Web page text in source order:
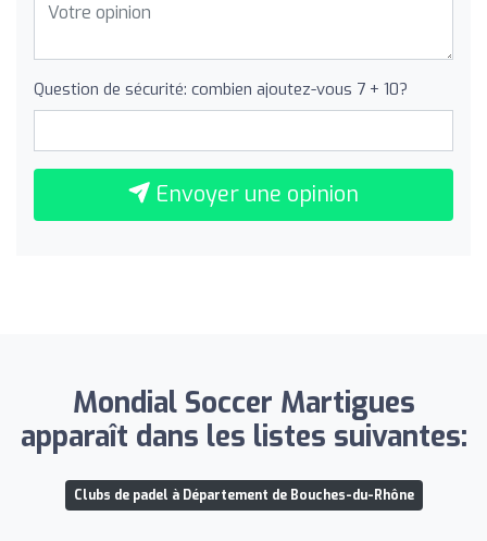
Question de sécurité: combien ajoutez-vous 7 + 10?
Envoyer une opinion
Mondial Soccer Martigues
apparaît dans les listes suivantes:
Clubs de padel à Département de Bouches-du-Rhône